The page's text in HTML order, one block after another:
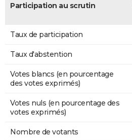
Participation au scrutin
Taux de participation
Taux d'abstention
Votes blancs (en pourcentage
des votes exprimés)
Votes nuls (en pourcentage des
votes exprimés)
Nombre de votants